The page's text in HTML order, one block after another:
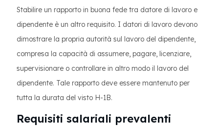
Stabilire un rapporto in buona fede tra datore di lavoro e
dipendente è un altro requisito. I datori di lavoro devono
dimostrare la propria autorità sul lavoro del dipendente,
compresa la capacità di assumere, pagare, licenziare,
supervisionare o controllare in altro modo il lavoro del
dipendente. Tale rapporto deve essere mantenuto per
tutta la durata del visto H-1B.
Requisiti salariali prevalenti